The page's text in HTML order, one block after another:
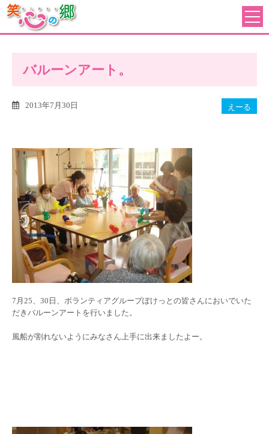
バルーンアート。
2013年7月30日 えーる
7月25、30日、ボランティアグループぽけっとの皆さんにおいでいた
だきバルーンアートを行いました。
風船が割れないようにみなさん上手に出来ましたよー。